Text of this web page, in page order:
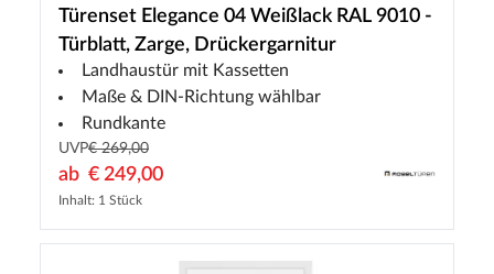
Türenset Elegance 04 Weißlack RAL 9010 -
Türblatt, Zarge, Drückergarnitur
Landhaustür mit Kassetten
Maße & DIN-Richtung wählbar
Rundkante
UVP€ 269,00
ab € 249,00
Inhalt: 1 Stück